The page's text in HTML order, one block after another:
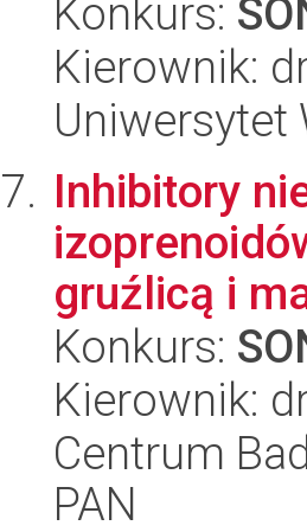
Konkurs:
Kierownik:
Uniwersytet
Inhibitory
gruźlicą i
Konkurs:
Kierownik:
Centrum
PAN